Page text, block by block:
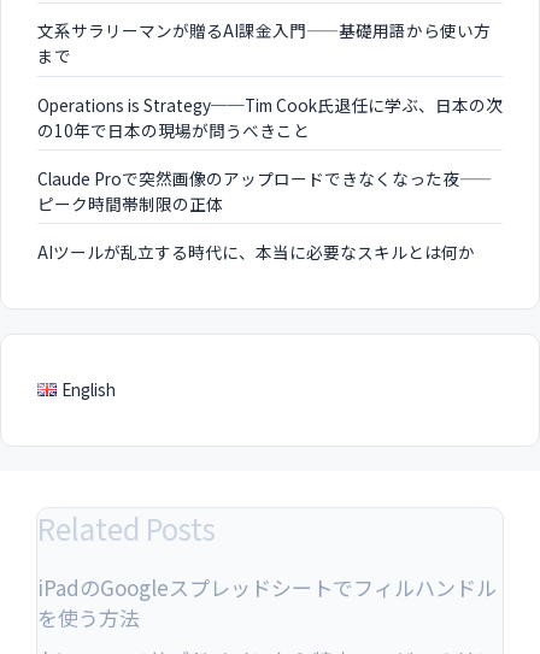
文系サラリーマンが贈るAI課金入門——基礎用語から使い方
まで
Operations is Strategy──Tim Cook氏退任に学ぶ、日本の次
の10年で日本の現場が問うべきこと
Claude Proで突然画像のアップロードできなくなった夜——
ピーク時間帯制限の正体
AIツールが乱立する時代に、本当に必要なスキルとは何か
English
Related Posts
iPadのGoogleスプレッドシートでフィルハンドル
を使う方法